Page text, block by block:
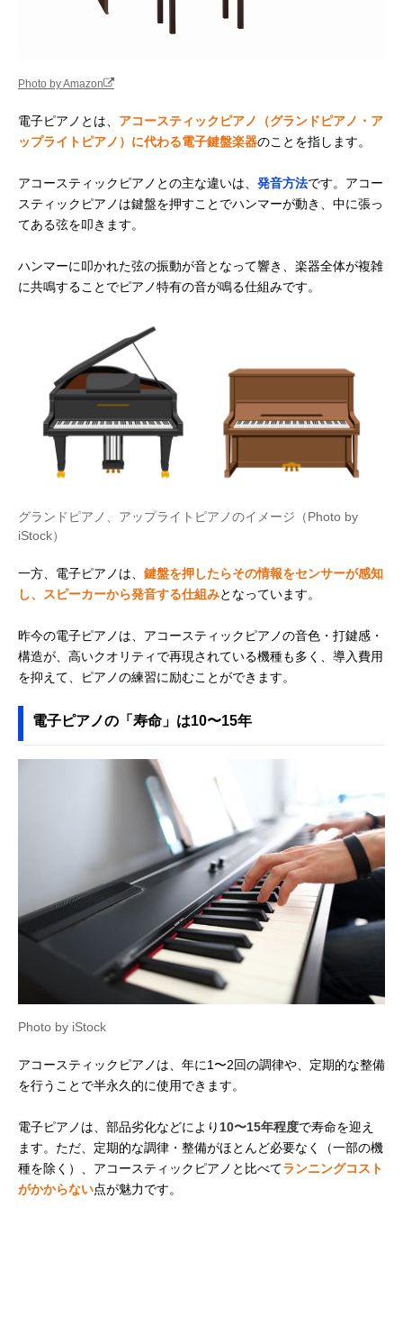
Photo by Amazon
電子ピアノとは、 アコースティックピアノ（グランドピアノ・ア
ップライトピアノ）に代わる電子鍵盤楽器のことを指します。
アコースティックピアノとの主な違いは、 発音方法です。アコー
スティックピアノは鍵盤を押すことでハンマーが動き、中に張っ
てある弦を叩きます。
ハンマーに叩かれた弦の振動が音となって響き、楽器全体が複雑
に共鳴することでピアノ特有の音が鳴る仕組みです。
グランドピアノ、アップライトピアノのイメージ（Photo by
iStock）
一方、電子ピアノは、 鍵盤を押したらその情報をセンサーが感知
し、スピーカーから発音する仕組みとなっています。
昨今の電子ピアノは、アコースティックピアノの音色・打鍵感・
構造が、高いクオリティで再現されている機種も多く、導入費用
を抑えて、ピアノの練習に励むことができます。
電子ピアノの「寿命」は10〜15年
Photo by iStock
アコースティックピアノは、年に1〜2回の調律や、定期的な整備
を行うことで半永久的に使用できます。
電子ピアノは、部品劣化などにより 10〜15年程度で寿命を迎え
ます。ただ、定期的な調律・整備がほとんど必要なく（一部の機
種を除く）、アコースティックピアノと比べてランニングコスト
がかからない点が魅力です。